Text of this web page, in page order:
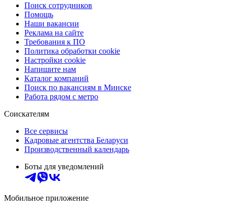
Поиск сотрудников
Помощь
Наши вакансии
Реклама на сайте
Требования к ПО
Политика обработки cookie
Настройки cookie
Напишите нам
Каталог компаний
Поиск по вакансиям в Минске
Работа рядом с метро
Соискателям
Все сервисы
Кадровые агентства Беларуси
Производственный календарь
Боты для уведомлений
Мобильное приложение